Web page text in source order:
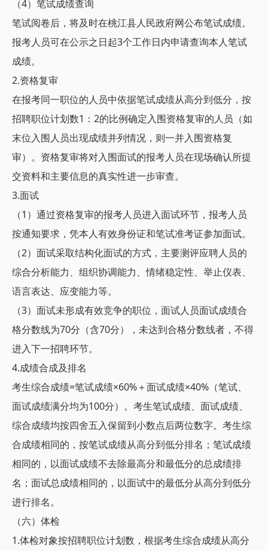
（4）笔试成绩查询
笔试阅卷后，将及时在桃江县人民政府网公布笔试成绩。
报考人员可在公示之日起3个工作日内申请查询本人笔试
成绩。
2.资格复审
在报考同一职位的人员中依据笔试成绩从高分到低分，按
招聘职位计划数1：2的比例确定入围资格复审的人员（如
末位入围人员出现成绩并列情况，则一并入围资格复
审）。资格复审将对入围面试的报考人员在现场确认所提
交资料和主要信息的真实性进一步审查。
3.面试
（1）通过资格复审的报考人员进入面试环节，报考人员
按通知要求，凭本人有效身份证和笔试准考证参加面试。
（2）面试采取结构化面试的方式，主要测评应聘人员的
综合分析能力、组织协调能力、情绪稳定性、举止仪表、
语言表达、应变能力等。
（3）面试未形成有效竞争的职位，面试人员面试成绩合
格分数线为70分（含70分），未达到合格分数线者，不得
进入下一招聘环节。
4.成绩合成及排名
考生综合成绩=笔试成绩×60%＋面试成绩×40%（笔试、
面试成绩满分均为100分）。考生笔试成绩、面试成绩、
综合成绩均按四舍五入保留到小数点后两位数字。考生综
合成绩相同的，按笔试成绩从高分到低分排名；笔试成绩
相同的，以面试成绩不去除最高分和最低分的总成绩排
名；面试总成绩相同的，以面试中的最低分从高分到低分
进行排名。
（六）体检
1.体检对象按招聘职位计划数，根据考生综合成绩从高分